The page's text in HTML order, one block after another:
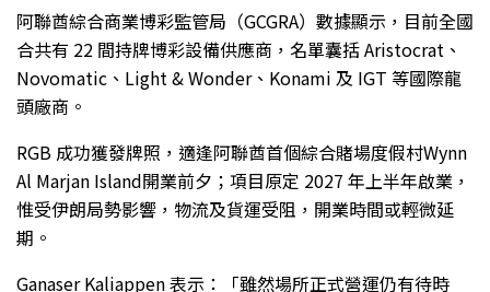
阿聯酋綜合商業博彩監管局（GCGRA）數據顯示，目前全國
合共有 22 間持牌博彩設備供應商，名單囊括 Aristocrat、
Novomatic、Light & Wonder、Konami 及 IGT 等國際龍
頭廠商。
RGB 成功獲發牌照，適逢阿聯酋首個綜合賭場度假村Wynn
Al Marjan Island開業前夕；項目原定 2027 年上半年啟業，
惟受伊朗局勢影響，物流及貨運受阻，開業時間或輕微延
期。
Ganaser Kaliappen 表示：「雖然場所正式營運仍有待時